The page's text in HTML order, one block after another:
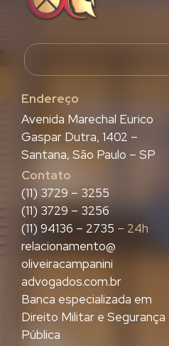
Endereço
Avenida Marechal Eurico
Gaspar Dutra, 1402 –
Santana, São Paulo – SP
Contato
(11) 3729 – 3255
(11) 3729 – 3256
(11) 94136 – 2735 – 24h
relacionamento@
oliveiracampanini
advogados.com.br
Banca especializada em
Direito Militar e Segurança
Pública